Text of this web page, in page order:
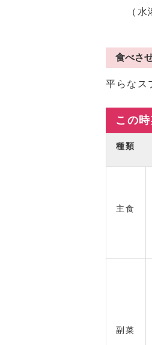
（水溶
食べさ
平らなス
この
種類
主食
副菜